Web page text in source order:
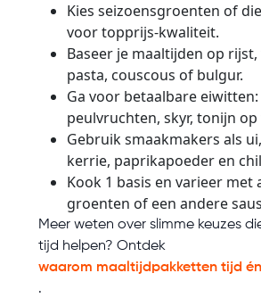
Kies seizoensgroenten of
voor topprijs-kwaliteit.
Baseer je maaltijden op
pasta, couscous of bulgur.
Ga voor betaalbare
peulvruchten, skyr, tonijn op
Gebruik smaakmakers als
kerrie, paprikapoeder en
Kook 1 basis en varieer met
groenten of een andere
Meer weten over slimme keuzes
tijd helpen? Ontdek
waarom maaltijdpakketten tijd
.